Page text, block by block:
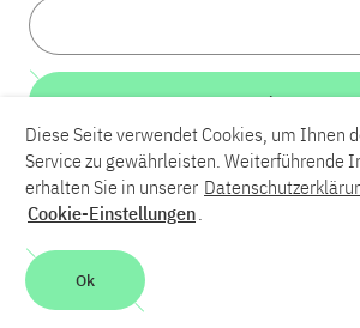
LinkedIn
Kontakt
Barrierefreiheit
Weiter
Diese Seite verwendet Cookies, um Ihnen
Service zu gewährleisten. Weiterführende
erhalten Sie in unserer
Cookie-Einstellungen.
Ok